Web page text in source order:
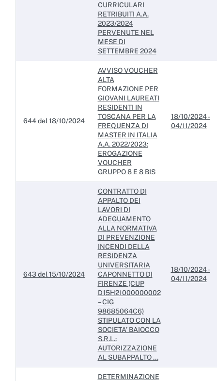
Pagamenti dell'amministrazione
Pianificazione e governo del territorio
Informazioni ambientali
Interventi straordinari e di emergenza
Attuazione misure PNRR
CURRICULARI
RETRIBUITI A.A.
2023/2024
PERVENUTE NEL
MESE DI
SETTEMBRE 2024
644 del 18/10/2024
AVVISO VOUCHER
ALTA
FORMAZIONE PER
GIOVANI LAUREATI
RESIDENTI IN
TOSCANA PER LA
FREQUENZA DI
MASTER IN ITALIA
A.A. 2022/2023:
EROGAZIONE
VOUCHER
GRUPPO 8 E 8 BIS
18/10/2024 -
04/11/2024
643 del 15/10/2024
CONTRATTO DI
APPALTO DEI
LAVORI DI
ADEGUAMENTO
ALLA NORMATIVA
DI PREVENZIONE
INCENDI DELLA
RESIDENZA
UNIVERSITARIA
CAPONNETTO DI
FIRENZE (CUP
D15H21000000002
– CIG
98685064C6)
STIPULATO CON LA
SOCIETA’ BAIOCCO
S.R.L.:
AUTORIZZAZIONE
AL SUBAPPALTO ...
18/10/2024 -
04/11/2024
DETERMINAZIONE